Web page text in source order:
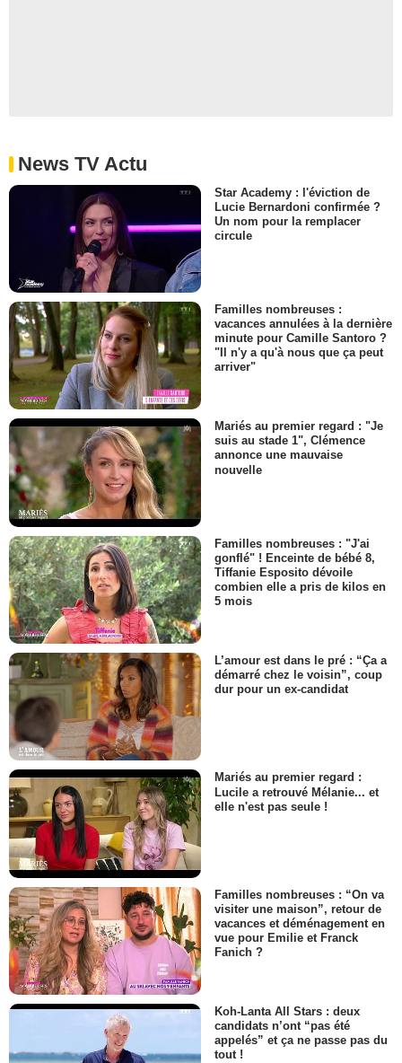
News TV Actu
Star Academy : l'éviction de
Lucie Bernardoni confirmée ?
Un nom pour la remplacer
circule
Familles nombreuses :
vacances annulées à la dernière
minute pour Camille Santoro ?
"Il n'y a qu'à nous que ça peut
arriver"
Mariés au premier regard : "Je
suis au stade 1", Clémence
annonce une mauvaise
nouvelle
Familles nombreuses : "J'ai
gonflé" ! Enceinte de bébé 8,
Tiffanie Esposito dévoile
combien elle a pris de kilos en
5 mois
L’amour est dans le pré : “Ça a
démarré chez le voisin”, coup
dur pour un ex-candidat
Mariés au premier regard :
Lucile a retrouvé Mélanie... et
elle n'est pas seule !
Familles nombreuses : “On va
visiter une maison”, retour de
vacances et déménagement en
vue pour Emilie et Franck
Fanich ?
Koh-Lanta All Stars : deux
candidats n’ont “pas été
appelés” et ça ne passe pas du
tout !